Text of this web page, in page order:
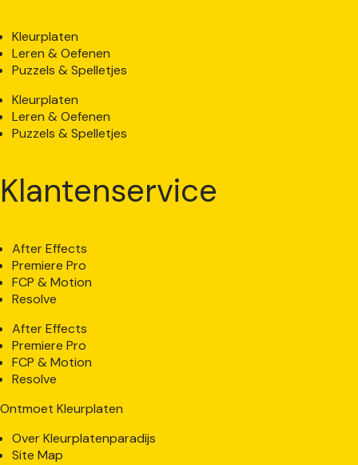
Kleurplaten
Leren & Oefenen
Puzzels & Spelletjes
Kleurplaten
Leren & Oefenen
Puzzels & Spelletjes
Klantenservice
After Effects
Premiere Pro
FCP & Motion
Resolve
After Effects
Premiere Pro
FCP & Motion
Resolve
Ontmoet Kleurplaten
Over Kleurplatenparadijs
Site Map